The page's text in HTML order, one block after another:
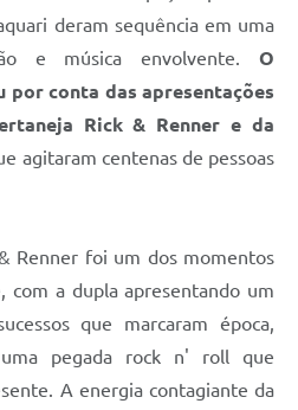
deram sequência em uma
e música envolvente. O
por conta das apresentações
Rick & Renner e da
agitaram centenas de pessoas
Renner foi um dos momentos
com a dupla apresentando um
que marcaram época,
pegada rock n' roll que
A energia contagiante da